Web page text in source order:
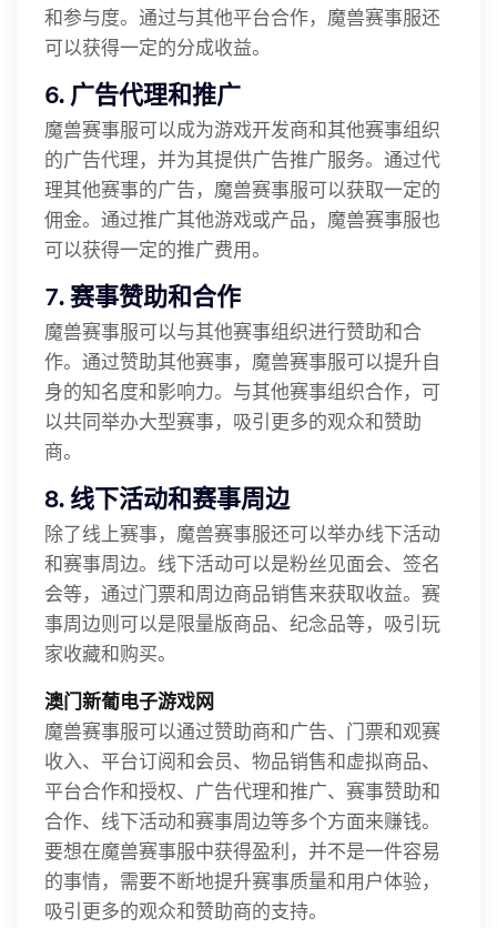
和参与度。通过与其他平台合作，魔兽赛事服还
可以获得一定的分成收益。
6. 广告代理和推广
魔兽赛事服可以成为游戏开发商和其他赛事组织
的广告代理，并为其提供广告推广服务。通过代
理其他赛事的广告，魔兽赛事服可以获取一定的
佣金。通过推广其他游戏或产品，魔兽赛事服也
可以获得一定的推广费用。
7. 赛事赞助和合作
魔兽赛事服可以与其他赛事组织进行赞助和合
作。通过赞助其他赛事，魔兽赛事服可以提升自
身的知名度和影响力。与其他赛事组织合作，可
以共同举办大型赛事，吸引更多的观众和赞助
商。
8. 线下活动和赛事周边
除了线上赛事，魔兽赛事服还可以举办线下活动
和赛事周边。线下活动可以是粉丝见面会、签名
会等，通过门票和周边商品销售来获取收益。赛
事周边则可以是限量版商品、纪念品等，吸引玩
家收藏和购买。
澳门新葡电子游戏网
魔兽赛事服可以通过赞助商和广告、门票和观赛
收入、平台订阅和会员、物品销售和虚拟商品、
平台合作和授权、广告代理和推广、赛事赞助和
合作、线下活动和赛事周边等多个方面来赚钱。
要想在魔兽赛事服中获得盈利，并不是一件容易
的事情，需要不断地提升赛事质量和用户体验，
吸引更多的观众和赞助商的支持。